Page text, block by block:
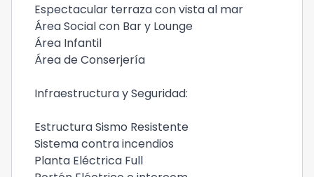
Espectacular terraza con vista al mar
Área Social con Bar y Lounge
Área Infantil
Área de Conserjería
Infraestructura y Seguridad:
Estructura Sismo Resistente
Sistema contra incendios
Planta Eléctrica Full